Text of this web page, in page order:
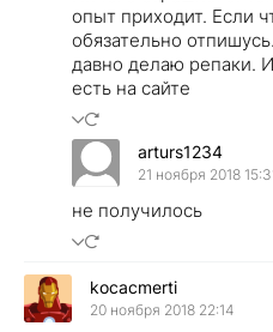
опыт приходит. Если
обязательно
давно делаю репаки.
есть на сайте
arturs1234
21 ноября 2018
не получилось
kocacmerti
20 ноября 2018 22:14